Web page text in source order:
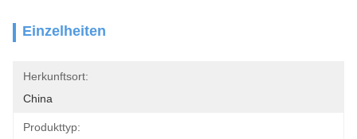
Einzelheiten
Herkunftsort:
China
Produkttyp: